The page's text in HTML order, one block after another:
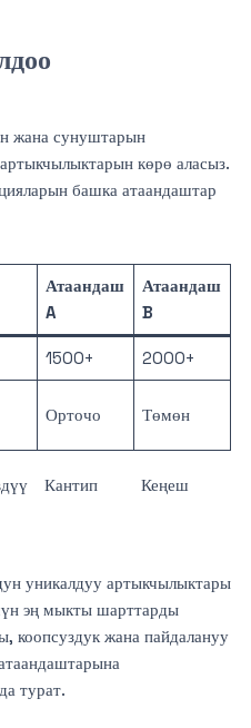
жана сунуштарын
көрө аласыз.
башка атаандаштар
Атаандаш
A
Атаандаш
B
1500+ 2000+
Орточо Төмөн
Кантип Кеңеш
уникалдуу артыкчылыктары
эң мыкты шарттарды
коопсуздук жана пайдалануу
турат.